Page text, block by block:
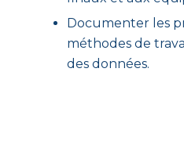
Documenter les
méthodes de
des données.